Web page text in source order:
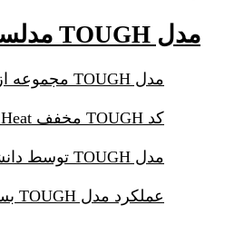
مدل TOUGH مدلسازی گرما و آب در محیطهای زیرزمینی دارای شکستگی
مدل TOUGH مجموعه از شبیه سازهایی است که برای مدلسازی غیرهمدمای جریانهای چند فازی در محیطهای متخلخل دارای شکستگی به کار می رود.
کد TOUGH مخفف Transport Of Unsaturated Groundwater and Heat می باشد.
مدل TOUGH توسط دانشگاه برکلی Lawrence Berkeley National Laboratory تولید و توسعه داده شده است.
عملکرد مدل TOUGH بسیار شبیه به مدل FEHM می باشد.